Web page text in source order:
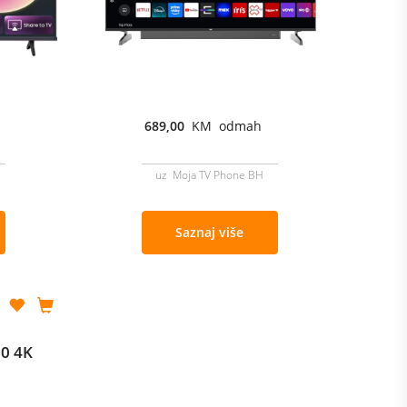
689,00 KM odmah
uz Moja TV Phone BH
Saznaj više
4K